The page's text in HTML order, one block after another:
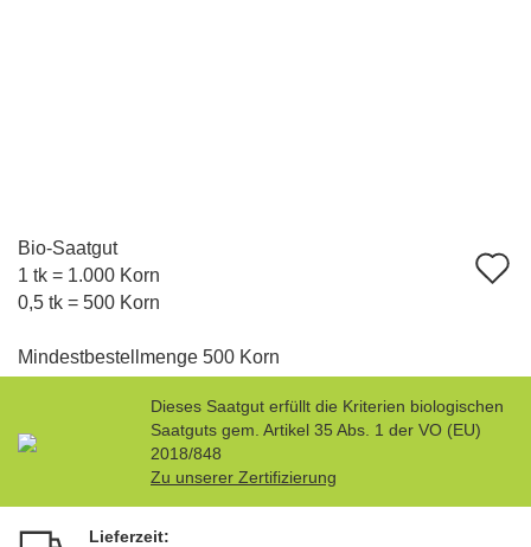
Bio-Saatgut
1 tk = 1.000 Korn
0,5 tk = 500 Korn
Mindestbestellmenge 500 Korn
Dieses Saatgut erfüllt die Kriterien biologischen
Saatguts gem. Artikel 35 Abs. 1 der VO (EU)
2018/848
Zu unserer Zertifizierung
Lieferzeit: